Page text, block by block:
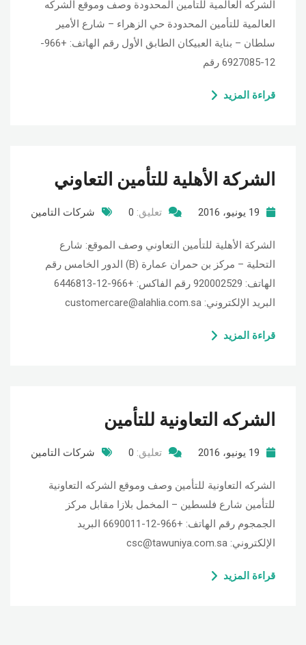
الشركه العالمية للتأمين المحدودة وصف وموقع الشركه
العالمية للتأمين المحدودة حي الزهراء – شارع الأمير
سلطان – بناية العبيكان الطابق الأول رقم الهاتف: +966-
12-6927085 رقم
قراءة المزيد
الشركة الأهلية للتأمين التعاوني
19 يونيو، 2016 تعليق: 0 شركات التامين
الشركة الأهلية للتأمين التعاوني وصف الموقع: شارع
التحلية – مركز بن حمران عمارة (B) الدور الخامس رقم
الهاتف: 920002529 رقم الفاكس: +966-12-6446813
البريد الإلكتروني: customercare@alahlia.com.sa
قراءة المزيد
الشركه التعاونية للتأمين
19 يونيو، 2016 تعليق: 0 شركات التامين
الشركه التعاونية للتأمين وصف وموقع الشركه التعاونية
للتأمين شارع فلسطين – المخمل بلازا مقابل مركز
الجمجوم رقم الهاتف: +966-12-6690011 البريد
الإلكتروني: csc@tawuniya.com.sa
قراءة المزيد